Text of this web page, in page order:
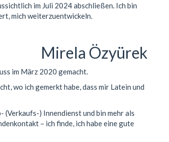
im Juli 2024 abschließen. Ich bin
mich weiterzuentwickeln.
Mirela Özyürek
im März 2020 gemacht.
wo ich gemerkt habe, dass mir Latein und
) Innendienst und bin mehr als
– ich finde, ich habe eine gute